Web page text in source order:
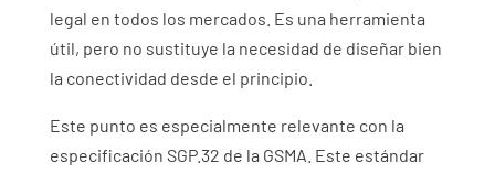
legal en todos los mercados. Es una herramienta
útil, pero no sustituye la necesidad de diseñar bien
la conectividad desde el principio.
Este punto es especialmente relevante con la
especificación SGP.32 de la GSMA. Este estándar